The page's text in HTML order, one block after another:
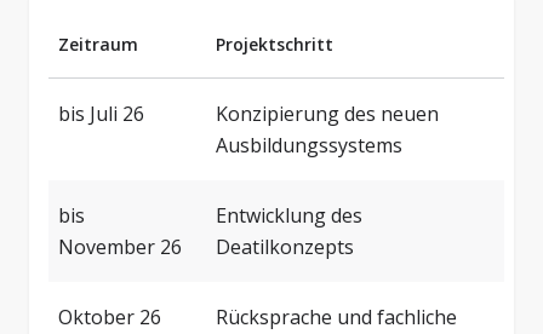
Zeitraum Projektschritt
bis Juli 26
Konzipierung des neuen
Ausbildungssystems
bis
November 26
Entwicklung des
Deatilkonzepts
Oktober 26
Rücksprache und fachliche